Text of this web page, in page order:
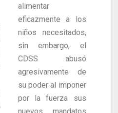
alimentar
eficazmente a los
niños necesitados,
sin embargo, el
CDSS abusó
agresivamente de
su poder al imponer
por la fuerza sus